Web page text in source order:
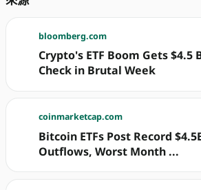
bloomberg.com
Crypto's ETF Boom Gets
Check in Brutal Week
coinmarketcap.com
Bitcoin ETFs Post Record
Outflows, Worst Month ...